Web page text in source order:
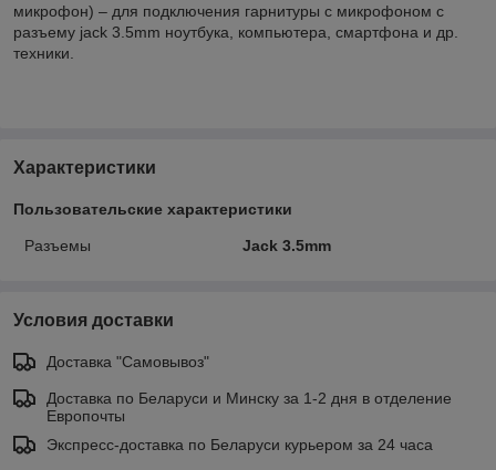
микрофон) – для подключения гарнитуры с микрофоном с
разъему jack 3.5mm ноутбука, компьютера, смартфона и др.
техники.
Характеристики
Пользовательские характеристики
Разъемы Jack 3.5mm
Условия доставки
Доставка "Самовывоз"
Доставка по Беларуси и Минску за 1-2 дня в отделение
Европочты
Экспресс-доставка по Беларуси курьером за 24 часа